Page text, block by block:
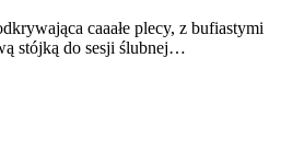
caaałe plecy, z bufiastymi
stójką do sesji ślubnej…